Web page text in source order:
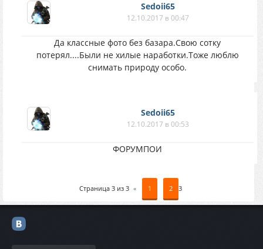
Sedoii65
12.10.2017 в 00:47
Да классные фото без базара.Свою сотку
потерял....Были не хилые наработки.Тоже люблю
снимать природу особо.
Sedoii65
12.10.2017 в 00:53
ФОРУМПОИ
Страница 3 из 3 « 1 2 3